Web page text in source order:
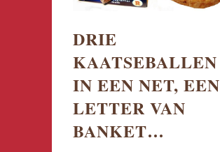
DRIE
KAATSEBALLEN
IN EEN NET, EEN
LETTER VAN
BANKET…